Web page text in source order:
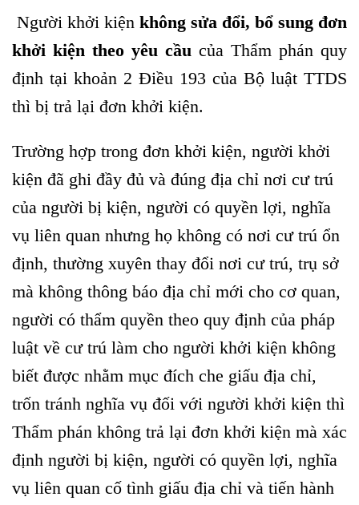
Người khởi kiện không sửa đổi, bổ sung đơn
khởi kiện theo yêu cầu của Thẩm phán quy
định tại khoản 2 Điều 193 của Bộ luật TTDS
thì bị trả lại đơn khởi kiện.
Trường hợp trong đơn khởi kiện, người khởi
kiện đã ghi đầy đủ và đúng địa chỉ nơi cư trú
của người bị kiện, người có quyền lợi, nghĩa
vụ liên quan nhưng họ không có nơi cư trú ổn
định, thường xuyên thay đổi nơi cư trú, trụ sở
mà không thông báo địa chỉ mới cho cơ quan,
người có thẩm quyền theo quy định của pháp
luật về cư trú làm cho người khởi kiện không
biết được nhằm mục đích che giấu địa chỉ,
trốn tránh nghĩa vụ đối với người khởi kiện thì
Thẩm phán không trả lại đơn khởi kiện mà xác
định người bị kiện, người có quyền lợi, nghĩa
vụ liên quan cố tình giấu địa chỉ và tiến hành